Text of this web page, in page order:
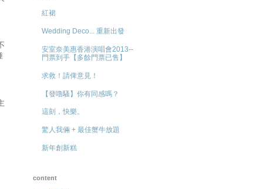
紅裙
Wedding Deco... 重新出發
安室奈美惠香港演唱會2013--
門票到手【多餘門票已售】
求救！請俾意見！
【發嚕騷】你有同感嗎？
這刻，快樂。
驚人我倆 + 最佳蟹牛放題
新年創新糕
content